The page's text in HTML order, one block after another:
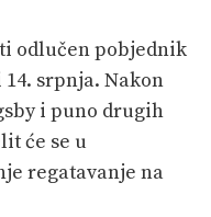
odlučen pobjednik
srpnja. Nakon
i puno drugih
će se u
regatavanje na